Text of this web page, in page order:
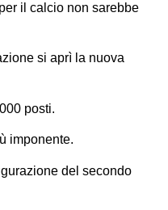
il calcio non sarebbe
si aprì la nuova
posti.
imponente.
del secondo